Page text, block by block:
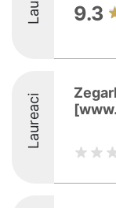
9.3
Laureaci